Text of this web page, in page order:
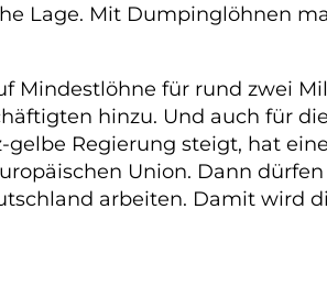
Lage. Mit Dumpinglöhnen
Mindestlöhne für rund zwei
hinzu. Und auch für
Regierung steigt, hat
Union. Dann
arbeiten. Damit wird